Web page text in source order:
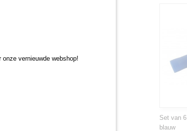
bij Minitractorparts.
Set van
blauw
vernieuwde webshop!